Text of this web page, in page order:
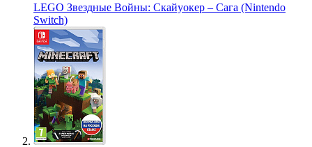
LEGO Звездные Войны: Скайуокер – Сага (Nintendo
Switch)